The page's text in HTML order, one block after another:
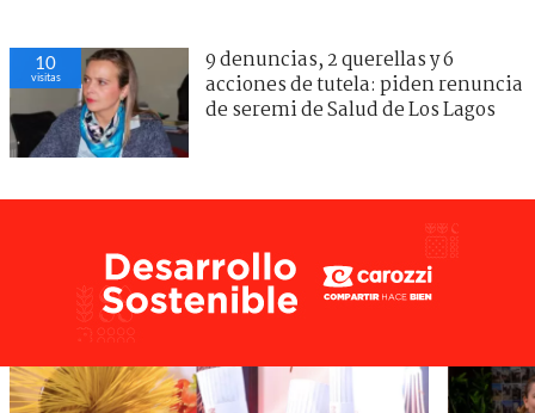
10
visitas
9 denuncias, 2 querellas y 6
acciones de tutela: piden renuncia
de seremi de Salud de Los Lagos